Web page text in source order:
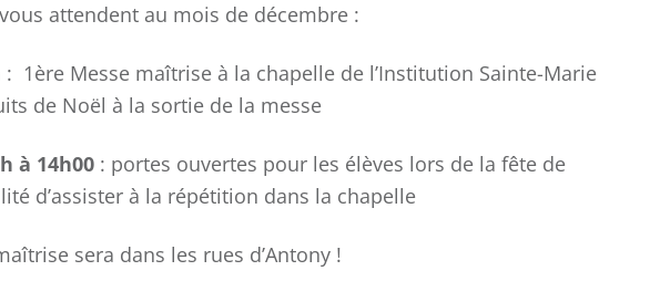
attendent au mois de décembre :
: 1ère Messe maîtrise à la chapelle de l’Institution Sainte-Marie
de Noël à la sortie de la messe
à 14h00: portes ouvertes pour les élèves lors de la fête de
d’assister à la répétition dans la chapelle
sera dans les rues d’Antony !
National UGSEL de